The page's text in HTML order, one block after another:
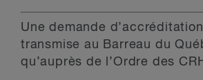
Une demande
transmise au Barreau du
qu’auprès de l’Ordre des